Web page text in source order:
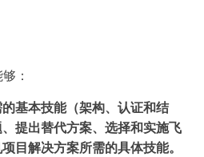
：
基本技能（架构、认证和结
提出替代方案、选择和实施飞
目解决方案所需的具体技能。